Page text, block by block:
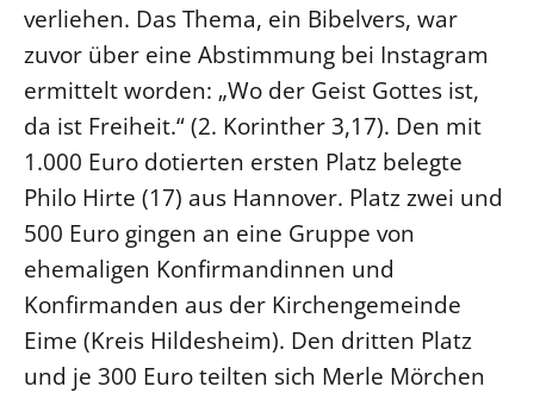
verliehen. Das Thema, ein Bibelvers, war
zuvor über eine Abstimmung bei Instagram
ermittelt worden: „Wo der Geist Gottes ist,
da ist Freiheit.“ (2. Korinther 3,17). Den mit
1.000 Euro dotierten ersten Platz belegte
Philo Hirte (17) aus Hannover. Platz zwei und
500 Euro gingen an eine Gruppe von
ehemaligen Konfirmandinnen und
Konfirmanden aus der Kirchengemeinde
Eime (Kreis Hildesheim). Den dritten Platz
und je 300 Euro teilten sich Merle Mörchen
Geschäftsstelle Landessynode
LANDESSYNODE
27. Landessynode
Kontakt
Hintergrund
MITARBEIT
Ehrenamt
Beruf
Freie Stellen